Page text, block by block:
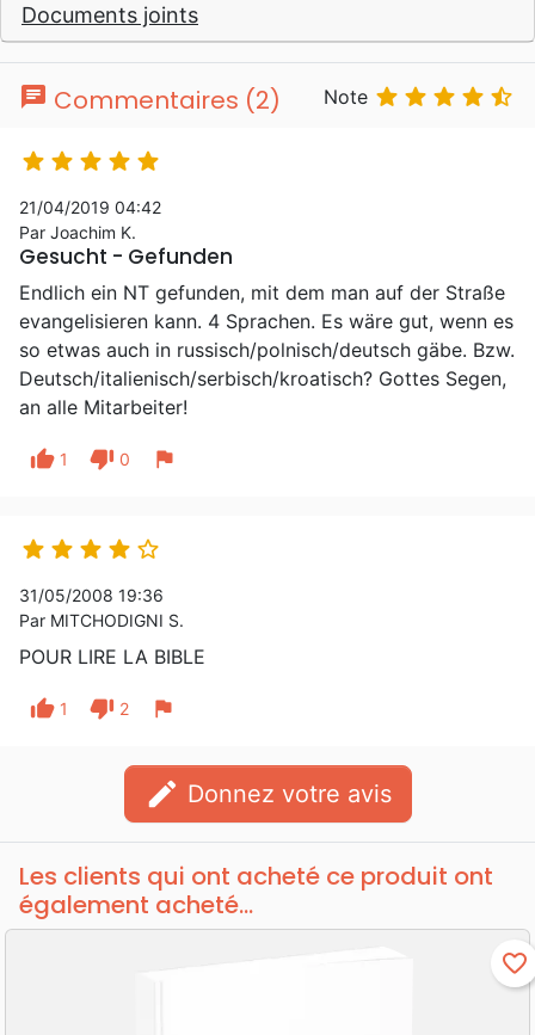
Documents joints
chat Commentaires (2) Note     
    
21/04/2019 04:42
Par Joachim K.
Gesucht - Gefunden
Endlich ein NT gefunden, mit dem man auf der Straße
evangelisieren kann. 4 Sprachen. Es wäre gut, wenn es
so etwas auch in russisch/polnisch/deutsch gäbe. Bzw.
Deutsch/italienisch/serbisch/kroatisch? Gottes Segen,
an alle Mitarbeiter!
thumb_up 1 thumb_down 0 flag
    
31/05/2008 19:36
Par MITCHODIGNI S.
POUR LIRE LA BIBLE
thumb_up 1 thumb_down 2 flag
edit Donnez votre avis
Les clients qui ont acheté ce produit ont
également acheté...
favorite_border